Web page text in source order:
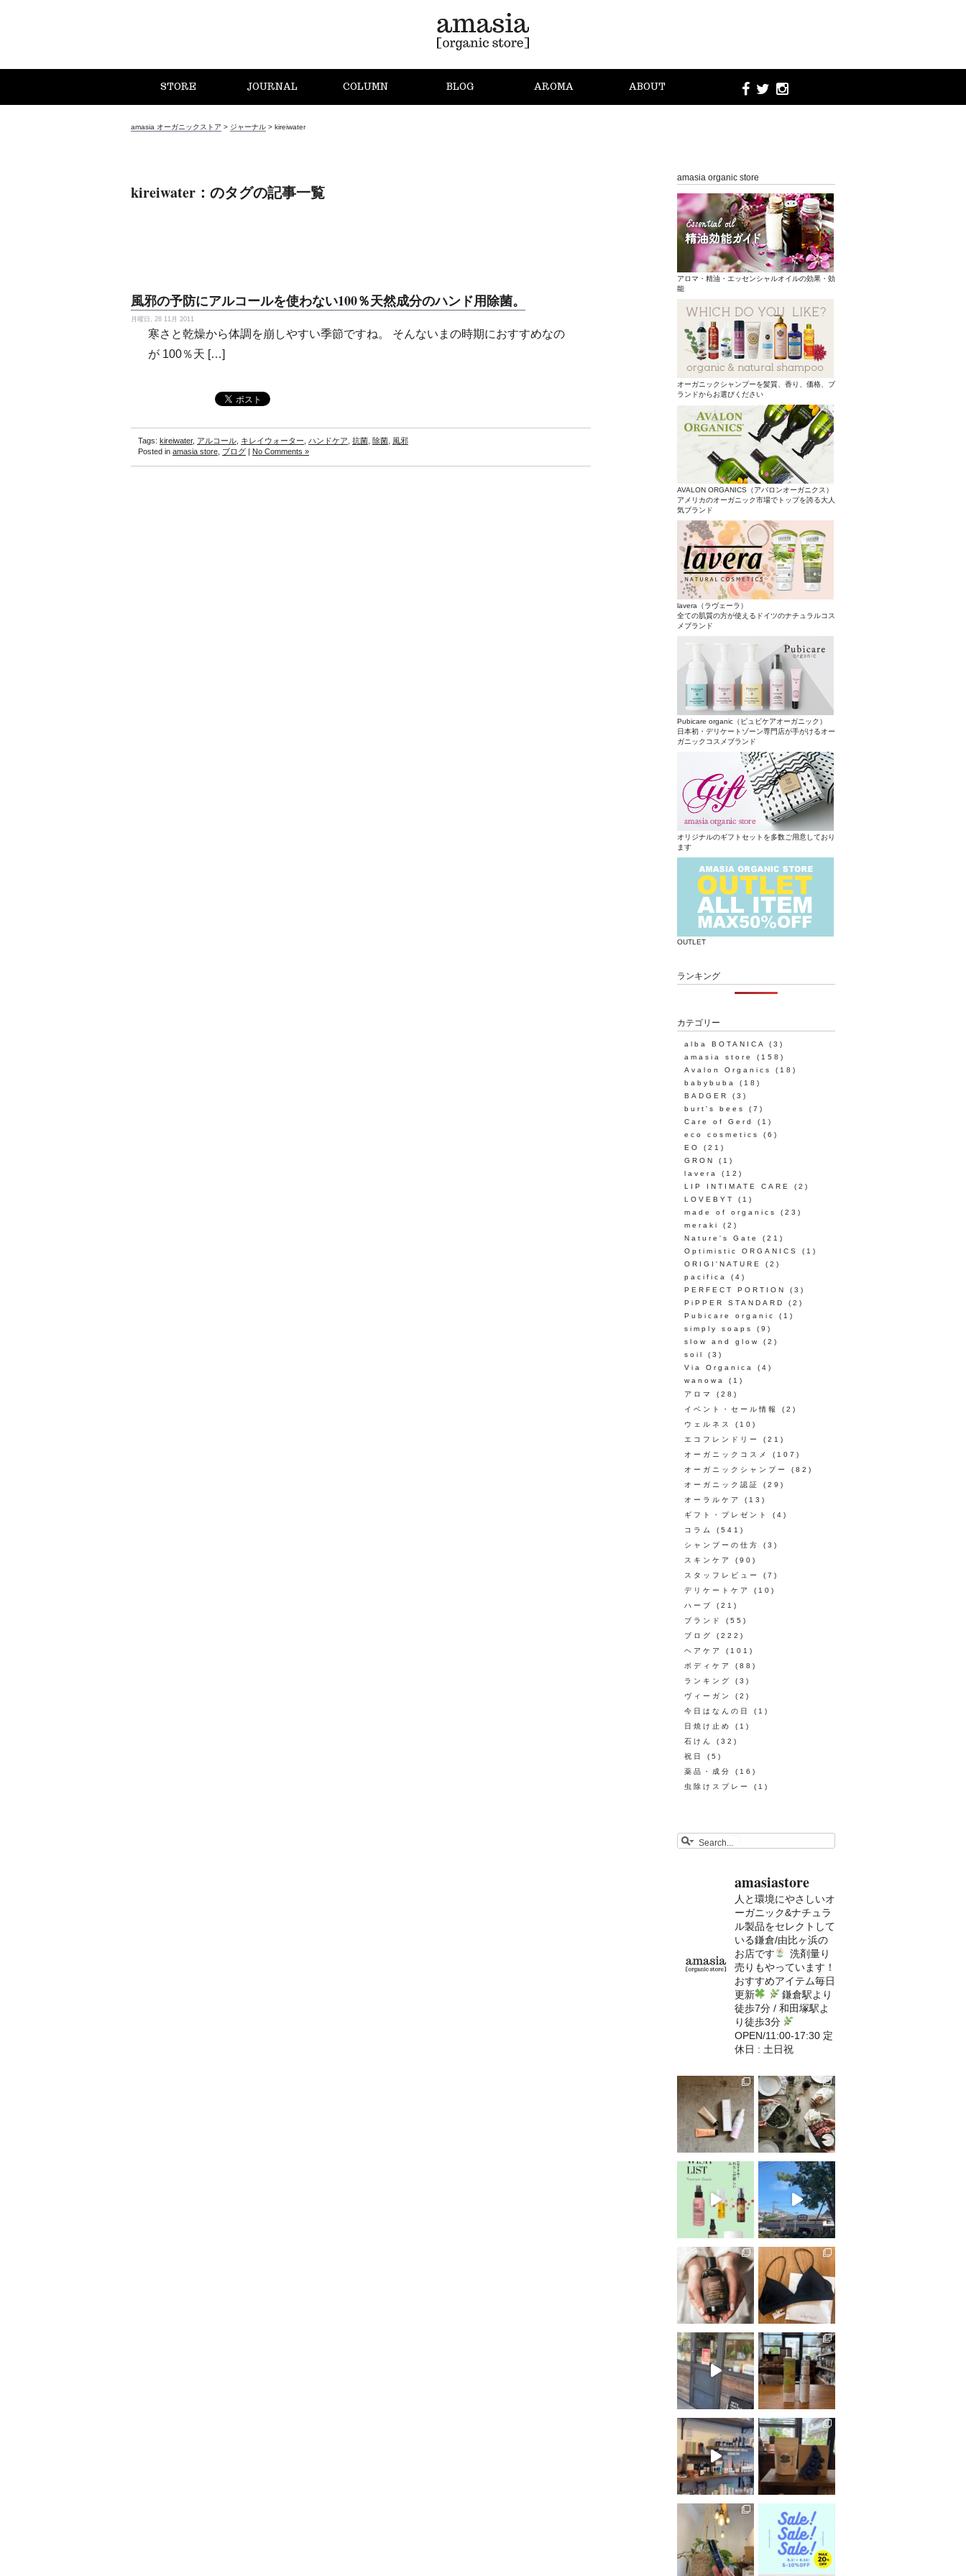
STORE JOURNAL COLUMN BLOG AROMA ABOUT
amasia オーガニックストア > ジャーナル > kireiwater
kireiwater：のタグの記事一覧
風邪の予防にアルコールを使わない100％天然成分のハンド用除菌。
月曜日, 28 11月 2011
寒さと乾燥から体調を崩しやすい季節ですね。 そんないまの時期におすすめなの
が 100％天 […]
Tags: kireiwater, アルコール キレイウォーター ハンドケア 抗菌 除菌 風邪
Posted in amasia store ブログ | No Comments »
amasia organic store
アロマ・精油・エッセンシャルオイルの効果・効
能
オーガニックシャンプーを髪質、香り、価格、ブ
ランドからお選びください
AVALON ORGANICS（アバロンオーガニクス）
アメリカのオーガニック市場でトップを誇る大人
気ブランド
lavera（ラヴェーラ）
全ての肌質の方が使えるドイツのナチュラルコス
メブランド
Pubicare organic（ピュビケアオーガニック）
日本初・デリケートゾーン専門店が手がけるオー
ガニックコスメブランド
オリジナルのギフトセットを多数ご用意しており
ます
OUTLET
ランキング
カテゴリー
alba BOTANICA
(3)
amasia store
(158)
Avalon Organics
(18)
babybuba
(18)
BADGER
(3)
burt's bees
(7)
Care of Gerd
(1)
eco cosmetics
(6)
EO
(21)
GRON
(1)
lavera
(12)
LIP INTIMATE CARE
(2)
LOVEBYT
(1)
made of organics
(23)
meraki
(2)
Nature's Gate
(21)
Optimistic ORGANICS
(1)
ORIGI'NATURE
(2)
pacifica
(4)
PERFECT PORTION
(3)
PiPPER STANDARD
(2)
Pubicare organic
(1)
simply soaps
(9)
slow and glow
(2)
soil
(3)
Via Organica
(4)
wanowa
(1)
アロマ
(28)
イベント・セール情報
(2)
ウェルネス
(10)
エコフレンドリー
(21)
オーガニックコスメ
(107)
オーガニックシャンプー
(82)
オーガニック認証
(29)
オーラルケア
(13)
ギフト・プレゼント
(4)
コラム
(541)
シャンプーの仕方
(3)
スキンケア
(90)
スタッフレビュー
(7)
デリケートケア
(10)
ハーブ
(21)
ブランド
(55)
ブログ
(222)
ヘアケア
(101)
ボディケア
(88)
ランキング
(3)
ヴィーガン
(2)
今日はなんの日
(1)
日焼け止め
(1)
石けん
(32)
祝日
(5)
薬品・成分
(16)
虫除けスプレー
(1)
amasiastore
人と環境にやさしいオ
ーガニック&ナチュラ
ル製品をセレクトして
いる鎌倉/由比ヶ浜の
お店です
洗剤量り
売りもやっています！
おすすめアイテム毎日
更新
鎌倉駅より
徒歩7分 / 和田塚駅よ
り徒歩3分
OPEN/11:00-17:30 定
休日 : 土日祝